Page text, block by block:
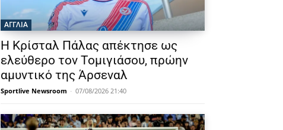
ΑΓΓΛΙΑ
Η Κρίσταλ Πάλας απέκτησε ως
ελεύθερο τον Τομιγιάσου, πρώην
αμυντικό της Άρσεναλ
Sportlive Newsroom - 07/08/2026 21:40